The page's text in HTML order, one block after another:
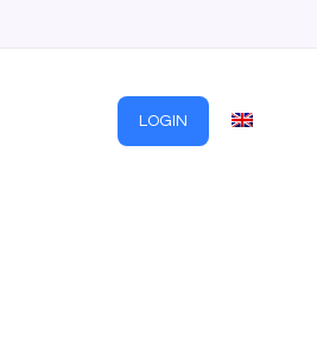
LOGIN